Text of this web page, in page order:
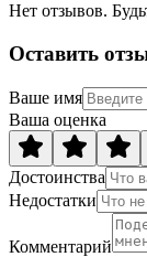
Нет отзывов.
Оставить
Ваше имя
Ваша оценка
Достоинства
Недостатки
Комментарий